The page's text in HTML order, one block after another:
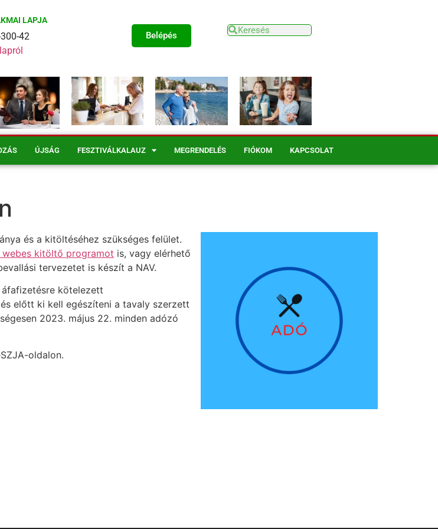
LAPJA
42
Belépés
ÚJSÁG FESZTIVÁLKALAUZ MEGRENDELÉS FIÓKOM KAPCSOLAT
és a kitöltéséhez szükséges felület.
webes kitöltő programot is, vagy elérhető
tervezetet is készít a NAV.
kötelezett
előtt ki kell egészíteni a tavaly szerzett
2023. május 22. minden adózó
oldalon.